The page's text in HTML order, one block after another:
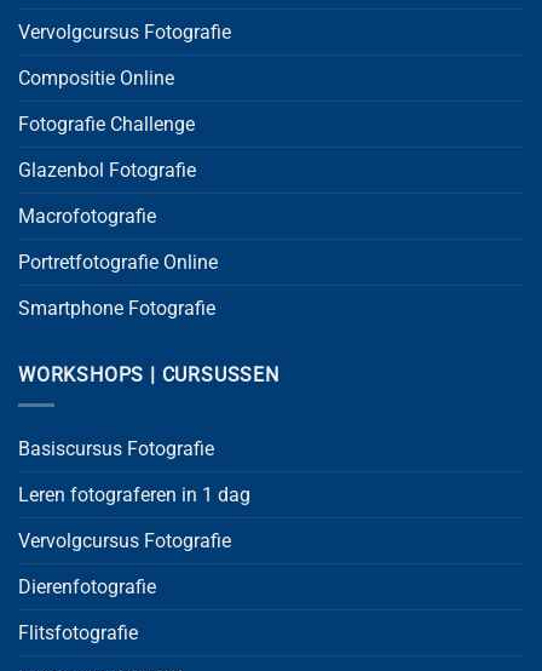
Vervolgcursus Fotografie
Compositie Online
Fotografie Challenge
Glazenbol Fotografie
Macrofotografie
Portretfotografie Online
Smartphone Fotografie
WORKSHOPS | CURSUSSEN
Basiscursus Fotografie
Leren fotograferen in 1 dag
Vervolgcursus Fotografie
Dierenfotografie
Flitsfotografie